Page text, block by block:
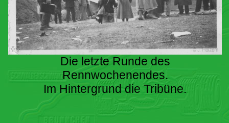
Die letzte Runde des
Rennwochenendes.
Im Hintergrund die Tribüne.